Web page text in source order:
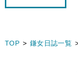
鎌女の教育
TOP 鎌女日誌一覧